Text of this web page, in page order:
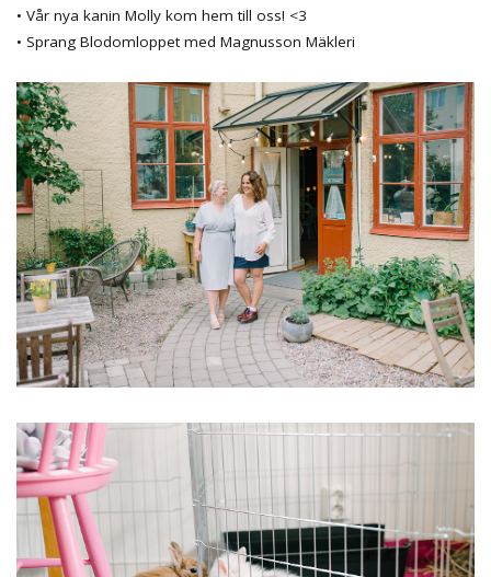
• Vår nya kanin Molly kom hem till oss! <3
• Sprang Blodomloppet med Magnusson Mäkleri